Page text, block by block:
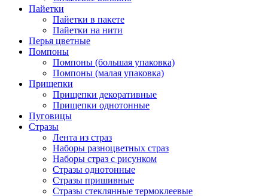
Пайетки
Пайетки в пакете
Пайетки на нити
Перья цветные
Помпоны
Помпоны (большая упаковка)
Помпоны (малая упаковка)
Прищепки
Прищепки декоративные
Прищепки однотонные
Пуговицы
Стразы
Лента из страз
Наборы разноцветных страз
Наборы страз с рисунком
Стразы однотонные
Стразы пришивные
Стразы стеклянные термоклеевые